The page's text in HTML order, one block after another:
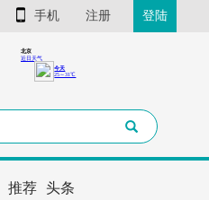
手机 注册 登陆
推荐
头条